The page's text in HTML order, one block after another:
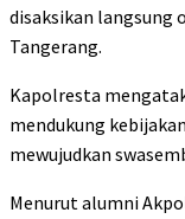
disaksikan langsung
Tangerang.
Kapolresta
mendukung
mewujudkan
Menurut alumni